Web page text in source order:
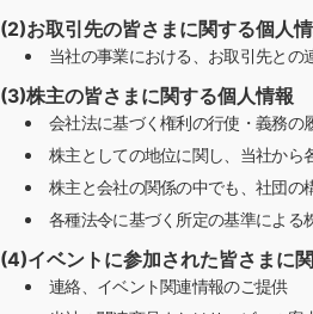
(2)お取引先の皆さまに関する個人
当社の事業における、お取引先と
(3)株主の皆さまに関する個人情報
会社法に基づく権利の行使・義務の
株主としての地位に関し、当社から
株主と会社の関係の中でも、社団の
各種法令に基づく所定の基準による
(4)イベントに参加された皆さまに
連絡、イベント関連情報のご提供